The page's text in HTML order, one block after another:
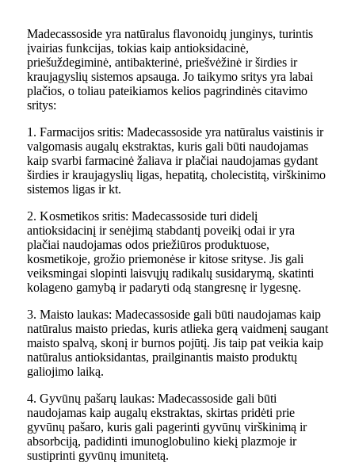
Madecassoside yra natūralus flavonoidų junginys, turintis
įvairias funkcijas, tokias kaip antioksidacinė,
priešuždegiminė, antibakterinė, priešvėžinė ir širdies ir
kraujagyslių sistemos apsauga. Jo taikymo sritys yra labai
plačios, o toliau pateikiamos kelios pagrindinės citavimo
sritys:
1. Farmacijos sritis: Madecassoside yra natūralus vaistinis ir
valgomasis augalų ekstraktas, kuris gali būti naudojamas
kaip svarbi farmacinė žaliava ir plačiai naudojamas gydant
širdies ir kraujagyslių ligas, hepatitą, cholecistitą, virškinimo
sistemos ligas ir kt.
2. Kosmetikos sritis: Madecassoside turi didelį
antioksidacinį ir senėjimą stabdantį poveikį odai ir yra
plačiai naudojamas odos priežiūros produktuose,
kosmetikoje, grožio priemonėse ir kitose srityse. Jis gali
veiksmingai slopinti laisvųjų radikalų susidarymą, skatinti
kolageno gamybą ir padaryti odą stangresnę ir lygesnę.
3. Maisto laukas: Madecassoside gali būti naudojamas kaip
natūralus maisto priedas, kuris atlieka gerą vaidmenį saugant
maisto spalvą, skonį ir burnos pojūtį. Jis taip pat veikia kaip
natūralus antioksidantas, prailginantis maisto produktų
galiojimo laiką.
4. Gyvūnų pašarų laukas: Madecassoside gali būti
naudojamas kaip augalų ekstraktas, skirtas pridėti prie
gyvūnų pašaro, kuris gali pagerinti gyvūnų virškinimą ir
absorbciją, padidinti imunoglobulino kiekį plazmoje ir
sustiprinti gyvūnų imunitetą.